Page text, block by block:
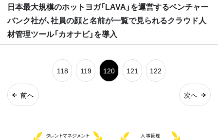
日本最大規模のホットヨガ「LAVA」を運営するベンチャー
バンク社が、社員の顔と名前が一覧で見られるクラウド人
材管理ツール「カオナビ」を導入
前へ
118 119 120 121 122
次へ
タレントマネジメント
人事管理